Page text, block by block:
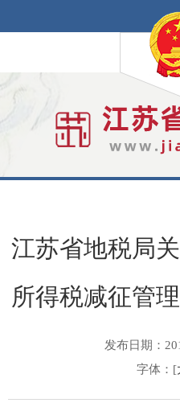
江苏省地税局
所得税减征管
发布日期：
字体：[